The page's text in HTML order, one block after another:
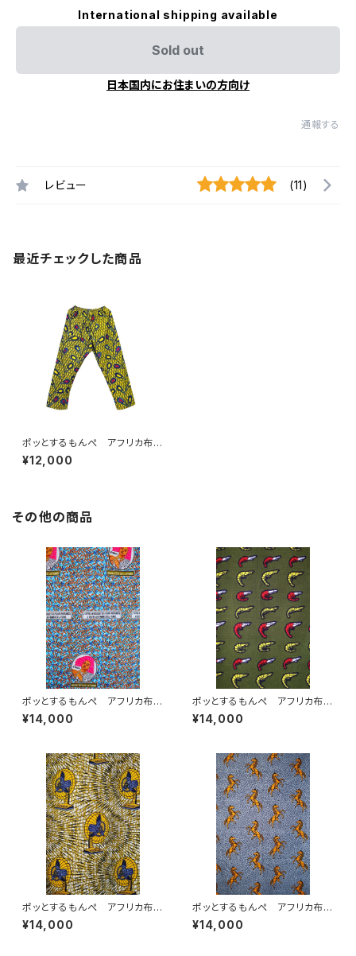
International shipping available
Sold out
日本国内にお住まいの方向け
通報する
レビュー (11)
最近チェックした商品
ポッとするもんぺ アフリカ布
ツル イエロー・レッド
¥12,000
その他の商品
ポッとするもんぺ アフリカ布
No.240
¥14,000
ポッとするもんぺ アフリカ布
No.84
¥14,000
ポッとするもんぺ アフリカ布
No.225
¥14,000
ポッとするもんぺ アフリカ布
No.227
¥14,000